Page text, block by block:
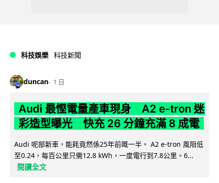
科技娛樂 科技新聞
duncan 1 日
Audi 最慳電量產車現身 A2 e-tron 迷
彩造型曝光 快充 26 分鐘充滿 8 成電
Audi 呢部新車，能耗竟然係25年前嘅一半。 A2 e-tron 風阻低
至0.24，每百公里只需12.8 kWh，一度電行到7.8公里。6...
閱讀全文